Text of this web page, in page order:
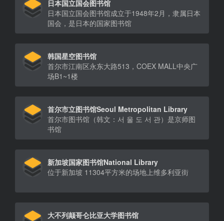
日本国立国会图书馆
日本国立国会图书馆成立于1948年2月，隶属日本
国会，是日本的国家图书馆
韩国星空图书馆
首尔市江南区永东大路513，COEX MALL中央广
场B1~1楼
首尔市立图书馆Seoul Metropolitan Library
首尔市图书馆（韩文：서 울 도 서 관）是京师图
书馆
新加坡国家图书馆National Library
位于新加坡 11304平方米的场地上维多利亚街
大不列颠哥仑比亚大学图书馆